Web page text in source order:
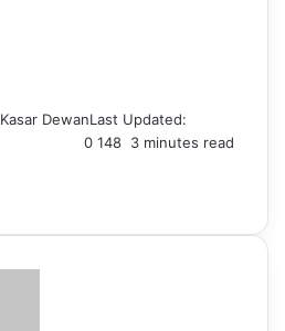
Kasar DewanLast Updated:
0 148 3 minutes read